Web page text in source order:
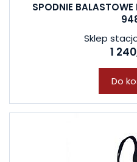
SPODNIE
Sklep
1
Do